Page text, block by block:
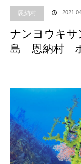
恩納村
ナンヨウキサ
島 恩納村